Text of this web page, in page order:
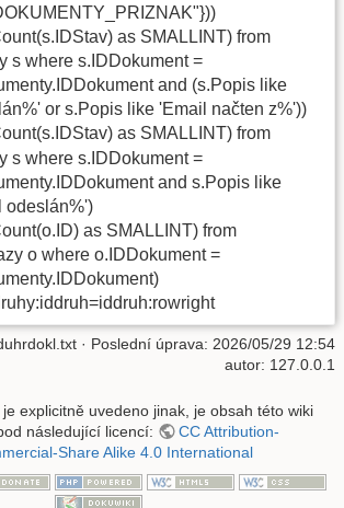
as SMALLINT) from
s where s.IDDokument =
and (s.Popis like
or s.Popis like 'Email načten z%'))
as SMALLINT) from
s where s.IDDokument =
and s.Popis like
odeslán%')
as SMALLINT) from
o where o.IDDokument =
· Poslední úprava: 2026/05/29 12:54
autor: 127.0.0.1
explicitně uvedeno jinak, je obsah této wiki
následující licencí:
CC Attribution-
Share Alike 4.0 International